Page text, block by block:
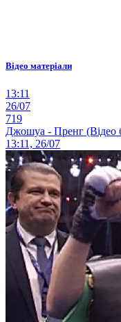
Відео матеріали
13:11
26/07
719
Джошуа - Пренг (Відео
13:11, 26/07